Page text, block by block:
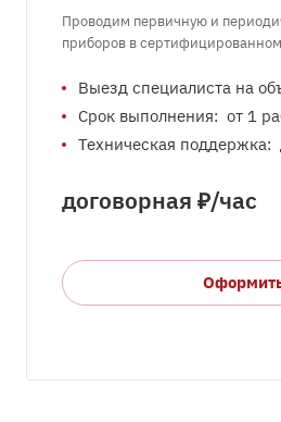
Проводим первичную и
приборов в
Выезд специалиста на
Срок выполнения: от 1
Техническая поддержка:
договорная ₽/час